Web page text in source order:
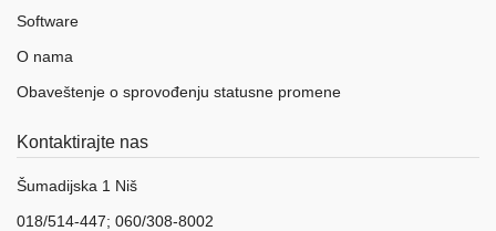
Sve
Software
O nama
Obaveštenje o sprovođenju statusne promene
Kontaktirajte nas
Šumadijska 1 Niš
018/514-447; 060/308-8002